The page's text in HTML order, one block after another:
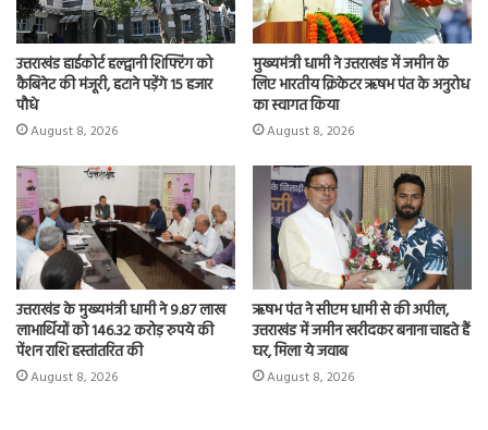
उत्तराखंड हाईकोर्ट हल्द्वानी शिफ्टिंग को
कैबिनेट की मंजूरी, हटाने पड़ेंगे 15 हजार
पौधे
August 8, 2026
मुख्यमंत्री धामी ने उत्तराखंड में जमीन के
लिए भारतीय क्रिकेटर ऋषभ पंत के अनुरोध
का स्वागत किया
August 8, 2026
उत्तराखंड के मुख्यमंत्री धामी ने 9.87 लाख
लाभार्थियों को 146.32 करोड़ रुपये की
पेंशन राशि हस्तांतरित की
August 8, 2026
ऋषभ पंत ने सीएम धामी से की अपील,
उत्तराखंड में जमीन खरीदकर बनाना चाहते हैं
घर, मिला ये जवाब
August 8, 2026